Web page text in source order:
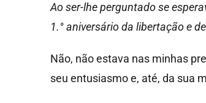
Ao ser-lhe perguntado se
1.° aniversário da libertação e
Não, não estava nas minhas
seu entusiasmo e, até, da sua